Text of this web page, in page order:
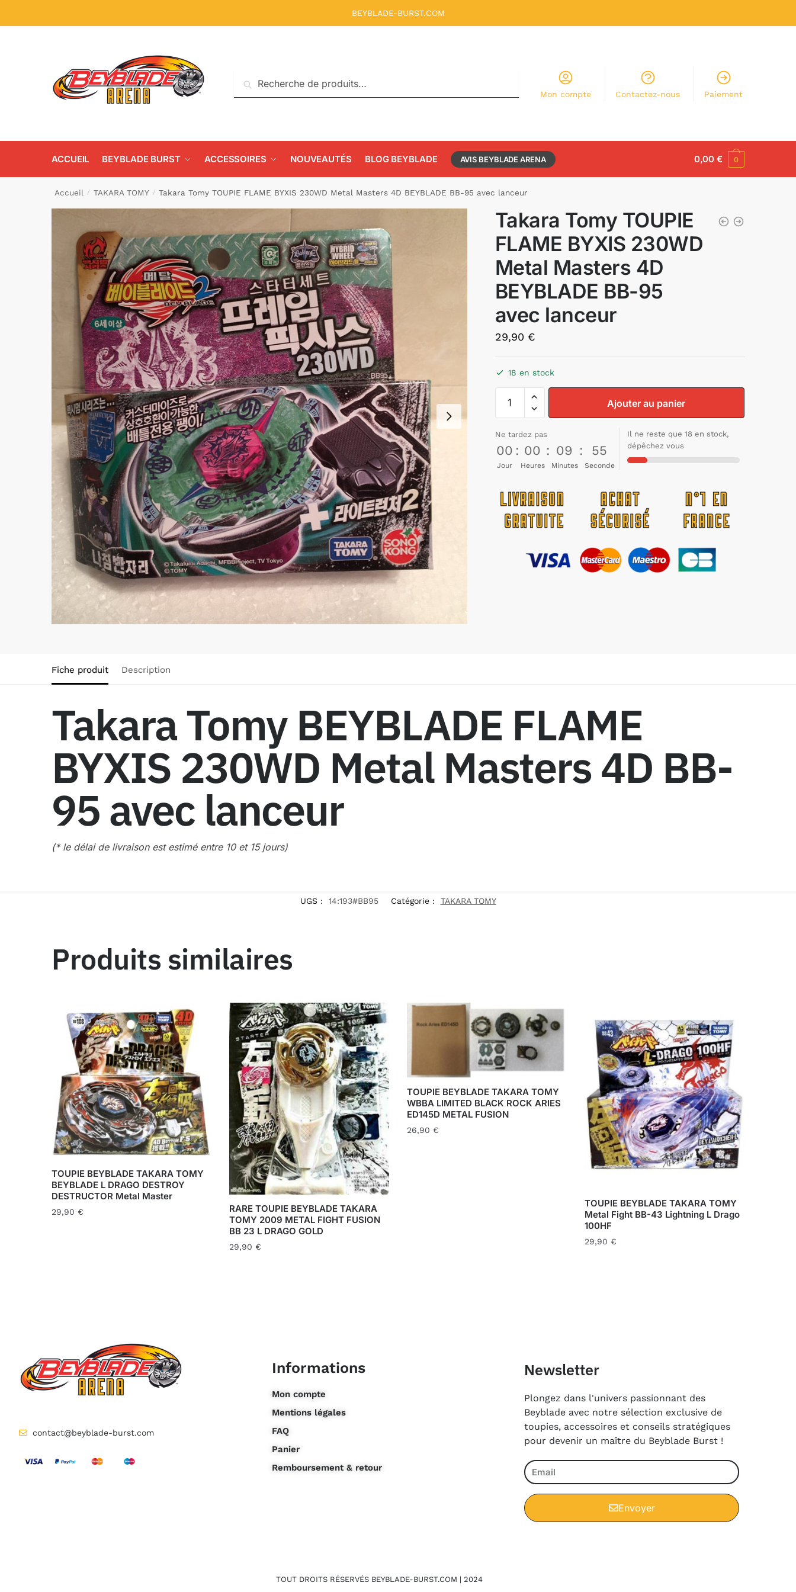
BEYBLADE-BURST.COM
Recherche
Mon compte Contactez-nous Paiement
ACCUEIL BEYBLADE BURST ACCESSOIRES NOUVEAUTÉS BLOG BEYBLADE AVIS BEYBLADE ARENA 0,00€ 0
Accueil / TAKARA TOMY / Takara Tomy TOUPIE FLAME BYXIS 230WD Metal Masters 4D BEYBLADE BB-95 avec lanceur
Takara Tomy TOUPIE
FLAME BYXIS 230WD
Metal Masters 4D
BEYBLADE BB-95
avec lanceur
29,90 €
18 en stock
Ajouter au panier
Ne tardez pas
00
Jour
: 00
Heures
: 09
Minutes
: 54
Seconde
Il ne reste que 18 en stock,
dépêchez vous
Fiche produit Description
Takara Tomy BEYBLADE FLAME
BYXIS 230WD Metal Masters 4D BB-
95 avec lanceur
(* le délai de livraison est estimé entre 10 et 15 jours)
UGS : 14:193#BB95 Catégorie : TAKARA TOMY
Produits similaires
TOUPIE BEYBLADE TAKARA TOMY
BEYBLADE L DRAGO DESTROY
DESTRUCTOR Metal Master
29,90 €
RARE TOUPIE BEYBLADE TAKARA
TOMY 2009 METAL FIGHT FUSION
BB 23 L DRAGO GOLD
29,90 €
TOUPIE BEYBLADE TAKARA TOMY
WBBA LIMITED BLACK ROCK ARIES
ED145D METAL FUSION
26,90 €
TOUPIE BEYBLADE TAKARA TOMY
Metal Fight BB-43 Lightning L Drago
100HF
29,90 €
contact@beyblade-burst.com
Informations
Mon compte
Mentions légales
FAQ
Panier
Remboursement & retour
Newsletter
Plongez dans l'univers passionnant des
Beyblade avec notre sélection exclusive de
toupies, accessoires et conseils stratégiques
pour devenir un maître du Beyblade Burst !
Envoyer
TOUT DROITS RÉSERVÉS BEYBLADE-BURST.COM | 2024